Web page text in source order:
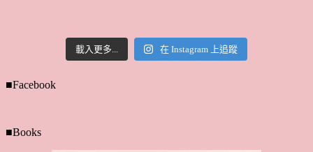
載入更多... 在 Instagram 上追蹤
■Facebook
■Books